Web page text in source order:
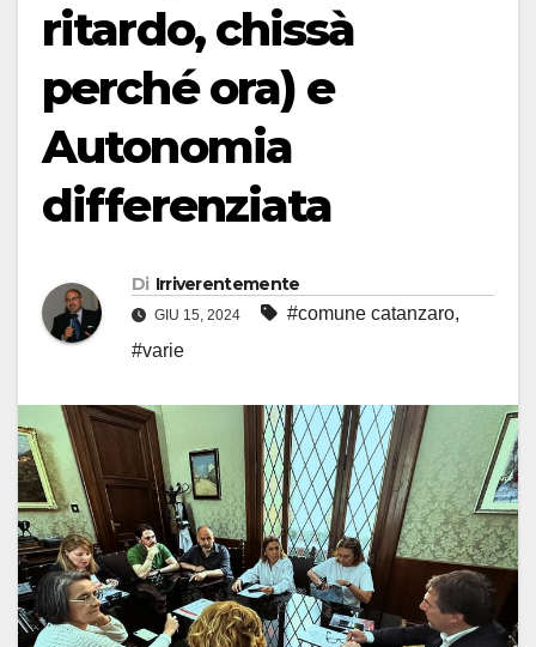
ritardo, chissà
perché ora) e
Autonomia
differenziata
Di Irriverentemente
GIU 15, 2024 #comune catanzaro,
#varie